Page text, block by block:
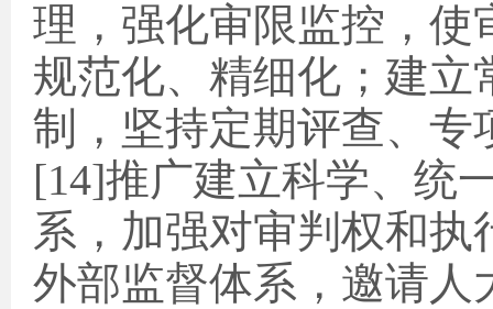
理，强化审限监控，使
规范化、精细化；建
制，坚持定期评查、专
[14]推广建立科学、统
系，加强对审判权和
外部监督体系，邀请人